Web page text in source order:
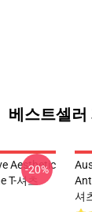
베스트셀러
Aesthetic
셔츠
-20%
셔